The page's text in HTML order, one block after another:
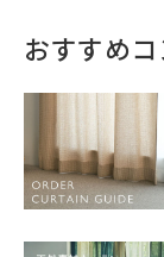
おすすめ